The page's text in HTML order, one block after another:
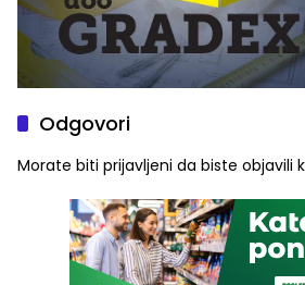
Odgovori
Morate biti prijavljeni da biste objavili